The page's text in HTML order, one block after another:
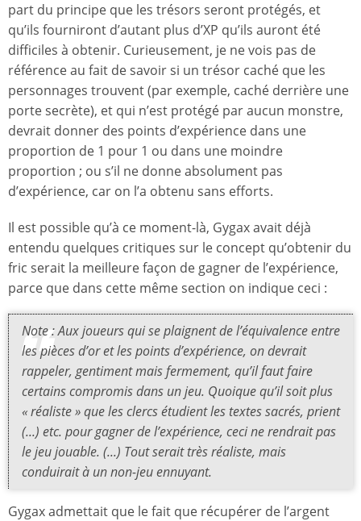
part du principe que les trésors seront protégés, et
qu’ils fourniront d’autant plus d’XP qu’ils auront été
difficiles à obtenir. Curieusement, je ne vois pas de
référence au fait de savoir si un trésor caché que les
personnages trouvent (par exemple, caché derrière une
porte secrète), et qui n’est protégé par aucun monstre,
devrait donner des points d’expérience dans une
proportion de 1 pour 1 ou dans une moindre
proportion ; ou s’il ne donne absolument pas
d’expérience, car on l’a obtenu sans efforts.
Il est possible qu’à ce moment-là, Gygax avait déjà
entendu quelques critiques sur le concept qu’obtenir du
fric serait la meilleure façon de gagner de l’expérience,
parce que dans cette même section on indique ceci :
Note : Aux joueurs qui se plaignent de l’équivalence entre
les pièces d’or et les points d’expérience, on devrait
rappeler, gentiment mais fermement, qu’il faut faire
certains compromis dans un jeu. Quoique qu’il soit plus
« réaliste » que les clercs étudient les textes sacrés, prient
(...) etc. pour gagner de l’expérience, ceci ne rendrait pas
le jeu jouable. (...) Tout serait très réaliste, mais
conduirait à un non-jeu ennuyant.
Gygax admettait que le fait que récupérer de l’argent